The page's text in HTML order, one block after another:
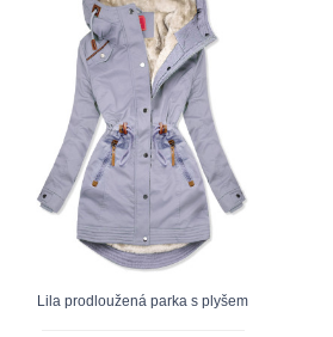
Lila prodloužená parka s plyšem